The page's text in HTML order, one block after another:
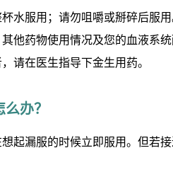
水服用；请勿咀嚼或掰碎后服用
他药物使用情况及您的血液系
请在医生指导下金生用药。
办？
起漏服的时候立即服用。但若